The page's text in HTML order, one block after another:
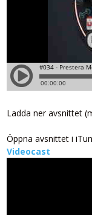
Ladda ner avsnittet
Öppna avsnittet i
Videocast